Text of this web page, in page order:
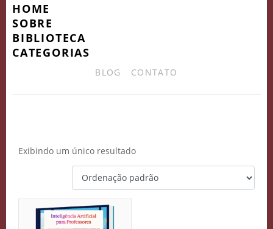
HOME
SOBRE
BIBLIOTECA
CATEGORIAS
BLOG CONTATO
Exibindo um único resultado